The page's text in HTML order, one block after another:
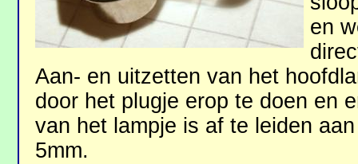
en
Aan- en uitzetten van het
door het plugje erop te doen en
van het lampje is af te leiden
5mm.